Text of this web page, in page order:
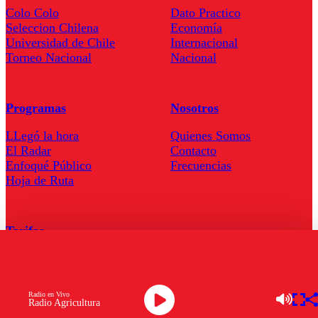
Radio Agricultura
Radio en Vivo
Colo Colo
Seleccion Chilena
Universidad de Chile
Torneo Nacional
Dato Practico
Economía
Internacional
Nacional
Programas
LLegó la hora
El Radar
Enfoqué Público
Hoja de Ruta
Nosotros
Quienes Somos
Contacto
Frecuencias
Tarifas